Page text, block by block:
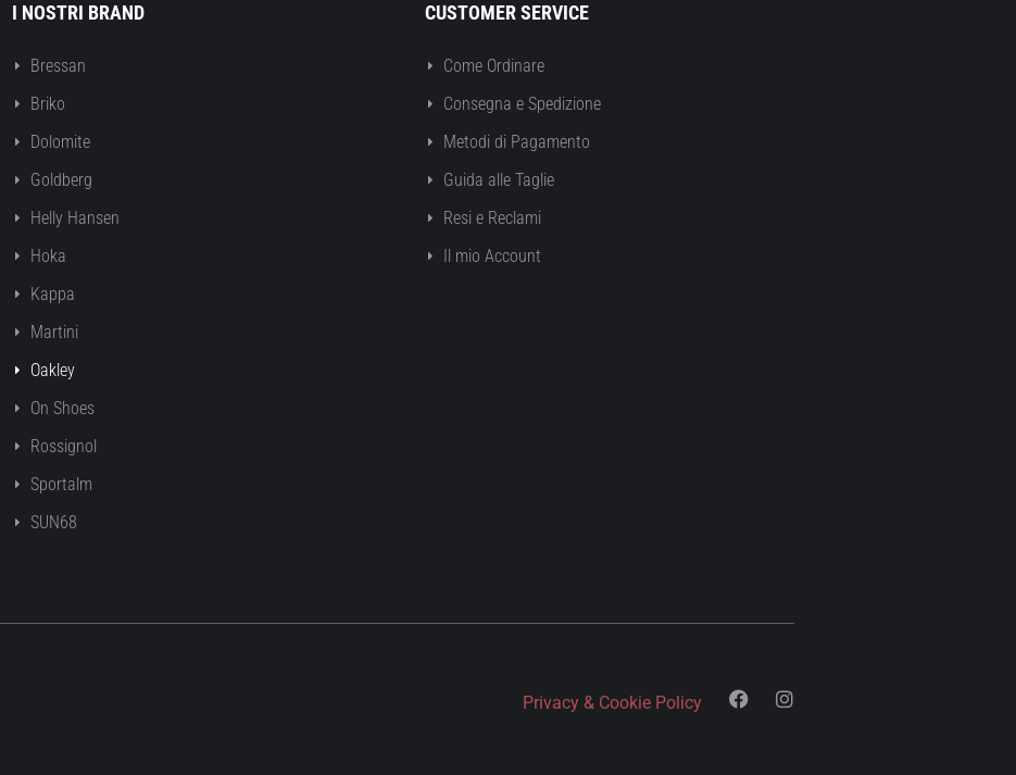
I NOSTRI BRAND
Bressan
Briko
Dolomite
Goldberg
Helly Hansen
Hoka
Kappa
Martini
Oakley
On Shoes
Rossignol
Sportalm
SUN68
CUSTOMER SERVICE
Come Ordinare
Consegna e Spedizione
Metodi di Pagamento
Guida alle Taglie
Resi e Reclami
Il mio Account
Privacy & Cookie Policy